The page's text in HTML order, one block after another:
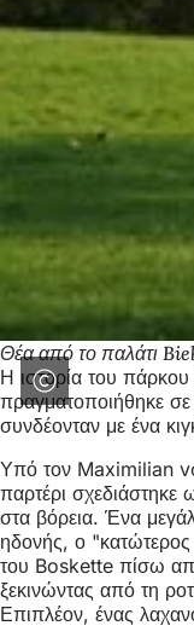
Θέα από το παλάτι
Η ιστορία του
πραγματοποιήθηκε
συνδέονταν με ένα
Υπό τον Maximilian
παρτέρι σχεδιάστηκε
στα βόρεια. Ένα
ηδονής, ο
του Boskette πίσω
ξεκινώντας από τη
Επιπλέον, ένας